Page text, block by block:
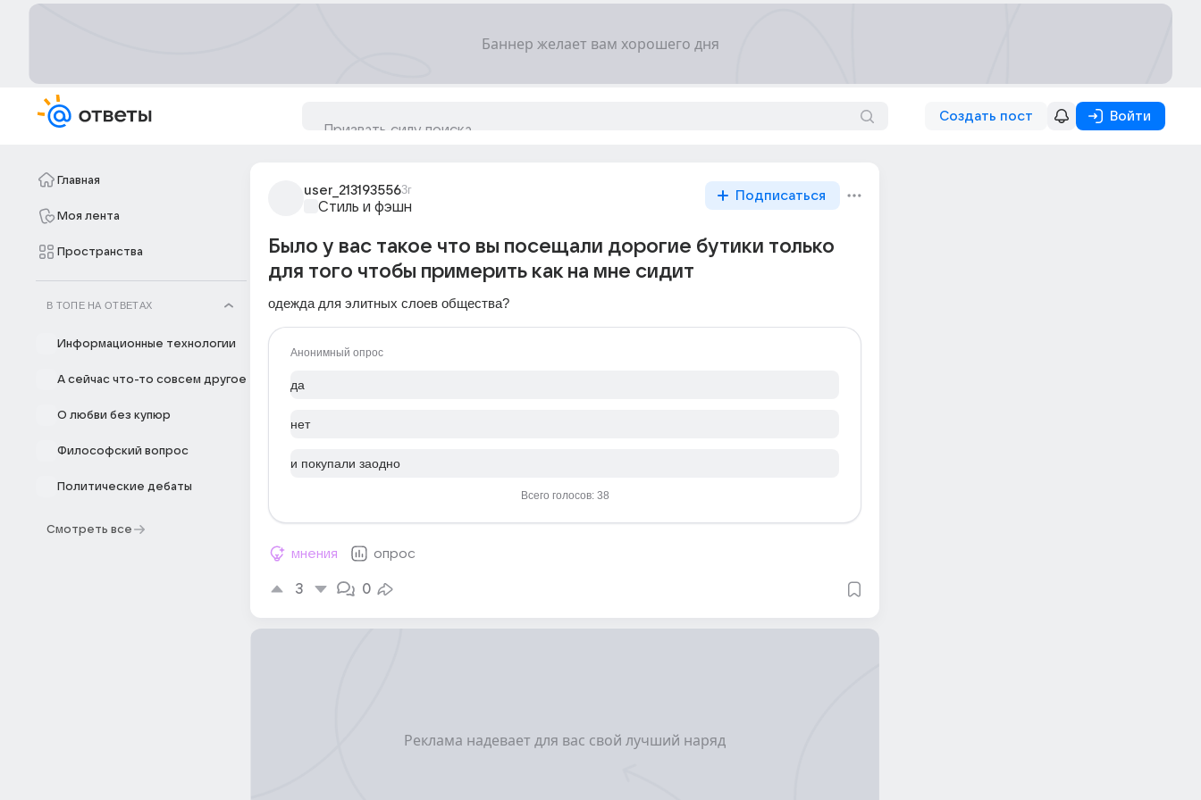
Создать пост Войти
Главная
Моя лента
Пространства
В ТОПЕ НА ОТВЕТАХ
Информационные технологии
А сейчас что-то совсем другое
О любви без купюр
Философский вопрос
Политические дебаты
Смотреть все
user_2131935563г
Стиль и фэшн
Подписаться
Было у вас такое что вы посещали дорогие бутики только
для того чтобы примерить как на мне сидит
одеждa для элитных слоев общества?
Анонимный опрос
да
нет
и покупали заодно
Всего голосов: 38
мнения опрос
3 0